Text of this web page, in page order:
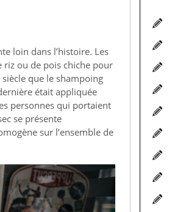
loin dans l’histoire. Les
riz ou de pois chiche pour
que le shampoing
était appliquée
personnes qui portaient
se présente
sur l’ensemble de